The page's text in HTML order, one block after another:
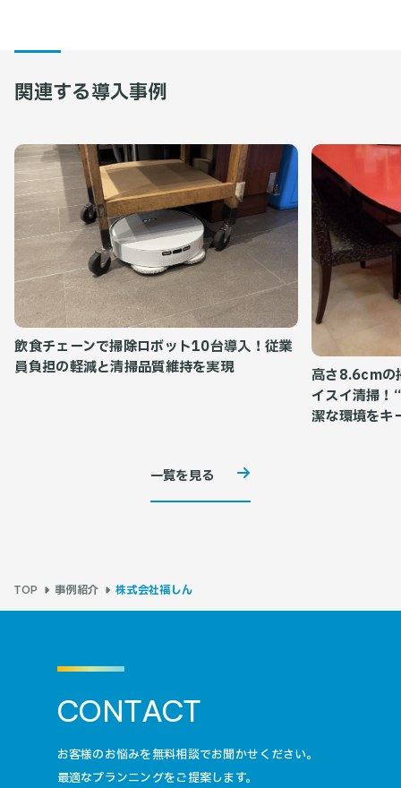
関連する導入事例
飲食チェーンで掃除ロボット10台導入！従業
員負担の軽減と清掃品質維持を実現
高さ8.6cmの
イスイ清掃！
潔な環境をキ
一覧を見る
TOP 事例紹介 株式会社福しん
CONTACT
お客様のお悩みを無料相談でお聞かせください。
最適なプランニングをご提案します。